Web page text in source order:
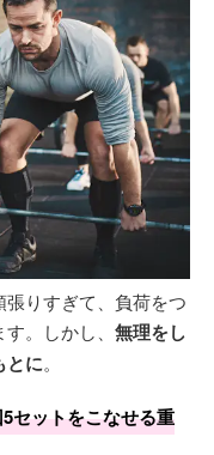
りすぎて、負荷をつ
。しかし、 無理をし
とに。
セットをこなせる重